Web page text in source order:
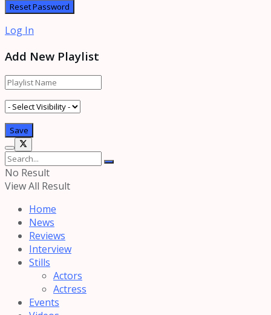
Log In
Add New Playlist
No Result
View All Result
Home
News
Reviews
Interview
Stills
Actors
Actress
Events